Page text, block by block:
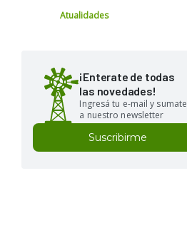
Atualidades
¡Enterate de todas
las novedades!
Ingresá tu e-mail y sumate
a nuestro newsletter
Suscribirme